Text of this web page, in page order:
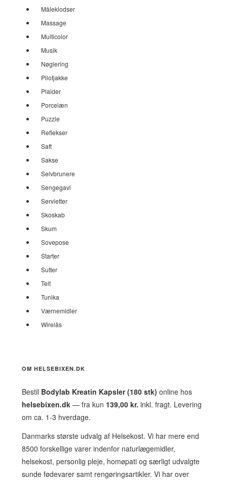
Måleklodser
Massage
Multicolor
Musik
Nøglering
Pilotjakke
Plaider
Porcelæn
Puzzle
Reflekser
Saft
Sakse
Selvbrunere
Sengegavl
Servietter
Skoskab
Skum
Sovepose
Starter
Sutter
Telt
Tunika
Værnemidler
Wirelås
OM HELSEBIXEN.DK
Bestil Bodylab Kreatin Kapsler (180 stk) online hos
helsebixen.dk — fra kun 139,00 kr. inkl. fragt. Levering
om ca. 1-3 hverdage.
Danmarks største udvalg af Helsekost. Vi har mere end
8500 forskellige varer indenfor naturlægemidler,
helsekost, personlig pleje, homøpati og særligt udvalgte
sunde fødevarer samt rengøringsartikler. Vi har over